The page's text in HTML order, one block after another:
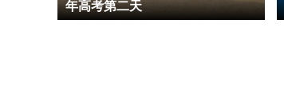
年高考第二天